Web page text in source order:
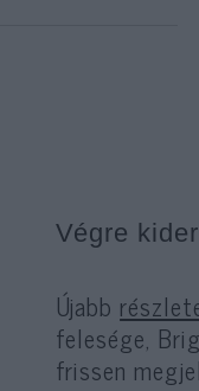
Végre
Újabb
felesége,
frissen